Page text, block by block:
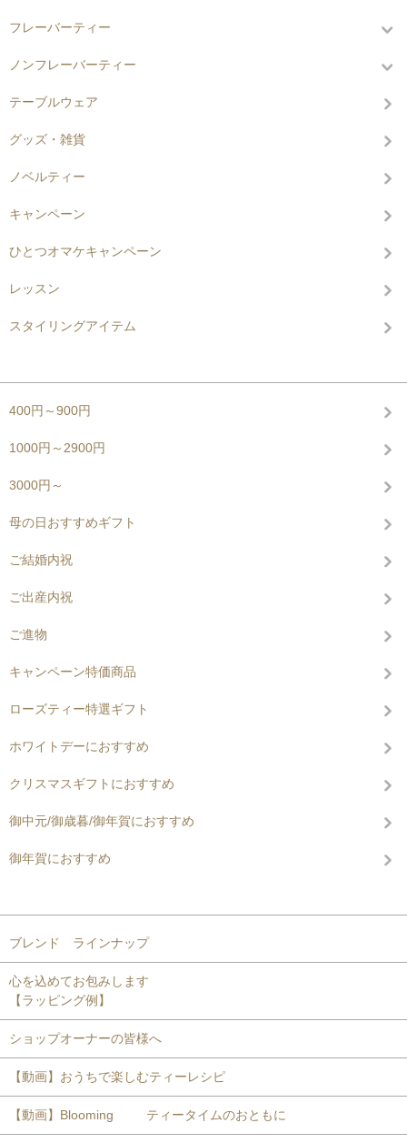
フレーバーティー
ノンフレーバーティー
テーブルウェア
グッズ・雑貨
ノベルティー
キャンペーン
ひとつオマケキャンペーン
レッスン
スタイリングアイテム
400円～900円
1000円～2900円
3000円～
母の日おすすめギフト
ご結婚内祝
ご出産内祝
ご進物
キャンペーン特価商品
ローズティー特選ギフト
ホワイトデーにおすすめ
クリスマスギフトにおすすめ
御中元/御歳暮/御年賀におすすめ
御年賀におすすめ
ブレンド ラインナップ
心を込めてお包みします
【ラッピング例】
ショップオーナーの皆様へ
【動画】おうちで楽しむティーレシピ
【動画】Blooming ティータイムのおともに